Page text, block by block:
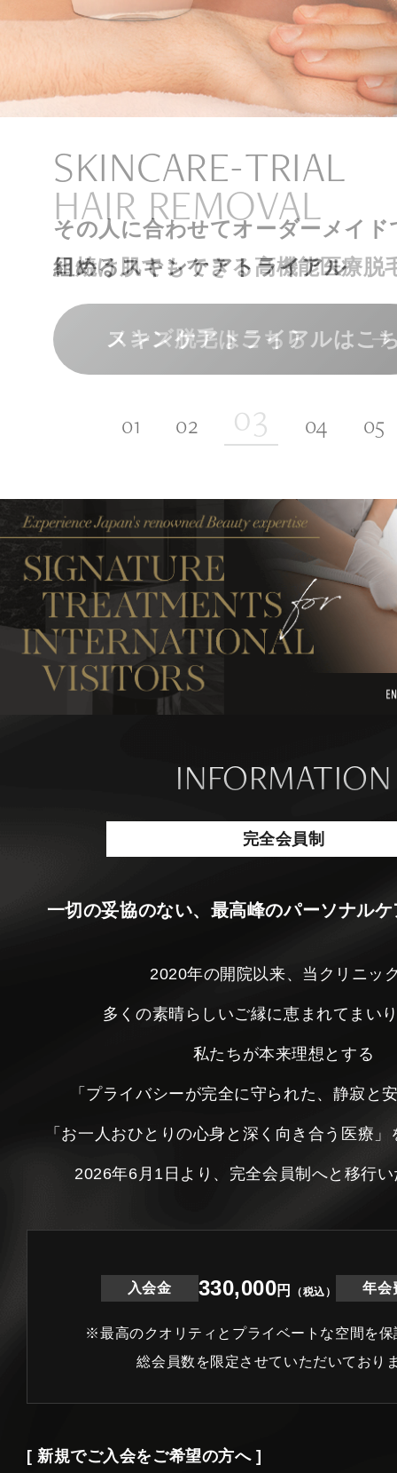
SIGNATURE
リラックスできる落ち着いた空間
上質な美容医療サービスを提供し
人気メニューはこちら
HAIR REMOVAL
日焼け肌でもできる高機能医療脱
メンズ脱毛はこちら
SKINCARE-TRIAL
その人に合わせてオーダーメイド
組めるスキンケアトライアル
スキンケアトライアルはこ
PHILOSOPHY
“男性”特化の美容
コンセプトはこちら
ナチュラル アンチエイ
内側から若々しく健康な身体へ
エクソソーム療法はこちら
NAD+点滴はこちら
INVITATION
メンバーシップを、最高のギフト
メンバーシップのご案内
INFORMATION
完全会員制
一切の妥協のない、最高峰のパーソナル
2020年の開院以来、当クリニッ
多くの素晴らしいご縁に恵まれてまい
私たちが本来理想とする
「プライバシーが完全に守られた、静寂と
「お一人おひとりの心身と深く向き合う医療
2026年6月1日より、完全会員制へと移行
入会金 330,000円 （税込） 年会
※最高のクオリティとプライベートな空間を保
総会員数を限定させていただいており
[ 新規でご入会をご希望の方へ ]